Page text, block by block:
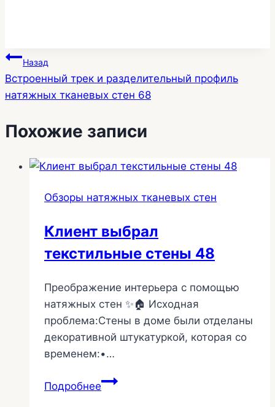
Навигация
по
Назад
Встроенный трек и разделительный профиль
натяжных тканевых стен 68
Похожие записи
Обзоры натяжных тканевых стен
Клиент выбрал
текстильные стены 48
Преображение интерьера с помощью
натяжных стен ✨🏠 Исходная
проблема:Стены в доме были отделаны
декоративной штукатуркой, которая со
временем:•…
ПодробнееКлиент